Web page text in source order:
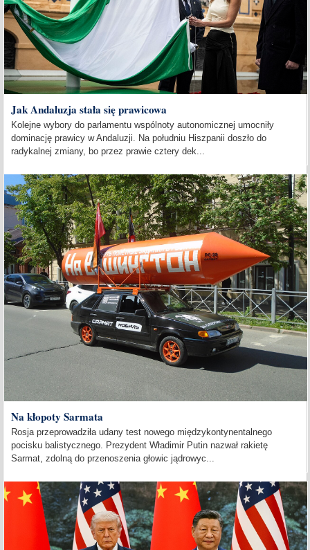
Jak Andaluzja stała się prawicowa
Kolejne wybory do parlamentu wspólnoty autonomicznej umocniły
dominację prawicy w Andaluzji. Na południu Hiszpanii doszło do
radykalnej zmiany, bo przez prawie cztery dek...
Na kłopoty Sarmata
Rosja przeprowadziła udany test nowego międzykontynentalnego
pocisku balistycznego. Prezydent Władimir Putin nazwał rakietę
Sarmat, zdolną do przenoszenia głowic jądrowyc...